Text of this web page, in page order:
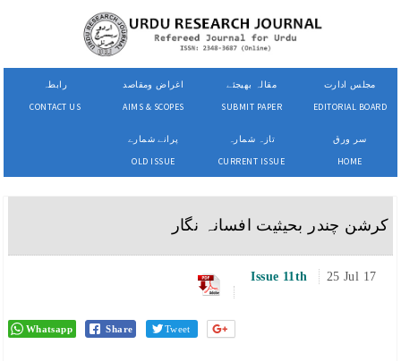
رابطہ
CONTACT US
اغراض ومقاصد
AIMS & SCOPES
مقالہ بھیجئے
SUBMIT PAPER
مجلس ادارت
EDITORIAL BOARD
پرانے شمارے
OLD ISSUE
تازہ شمارہ
CURRENT ISSUE
سر ورق
HOME
کرشن چندر بحیثیت افسانہ نگار
Issue 11th 25 Jul 17
Whatsapp Share Tweet